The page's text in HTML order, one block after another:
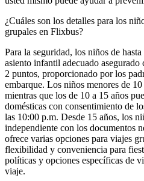
¿Cuáles son los detalles para los
grupales en Flixbus?
Para la seguridad, los niños de
asiento infantil adecuado
2 puntos, proporcionado por los
embarque. Los niños menores de
mientras que los de 10 a 15 años
domésticas con consentimiento de
las 10:00 p.m. Desde 15 años, los
independiente con los documentos
ofrece varias opciones para viajes
flexibilidad y conveniencia para
políticas y opciones específicas de
viaje.